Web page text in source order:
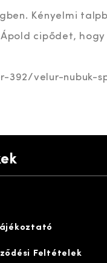
Kényelmi
cipődet, hogy
392/velur-nubuk-
Feltételek